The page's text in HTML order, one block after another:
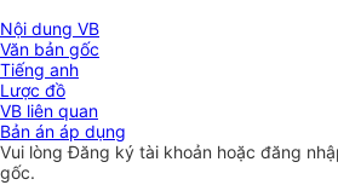
Nội dung VB
Văn bản gốc
Tiếng anh
Lược đồ
VB liên quan
Bản án áp dụng
Vui lòngĐăng ký tài khoản hoặc đăng
gốc.